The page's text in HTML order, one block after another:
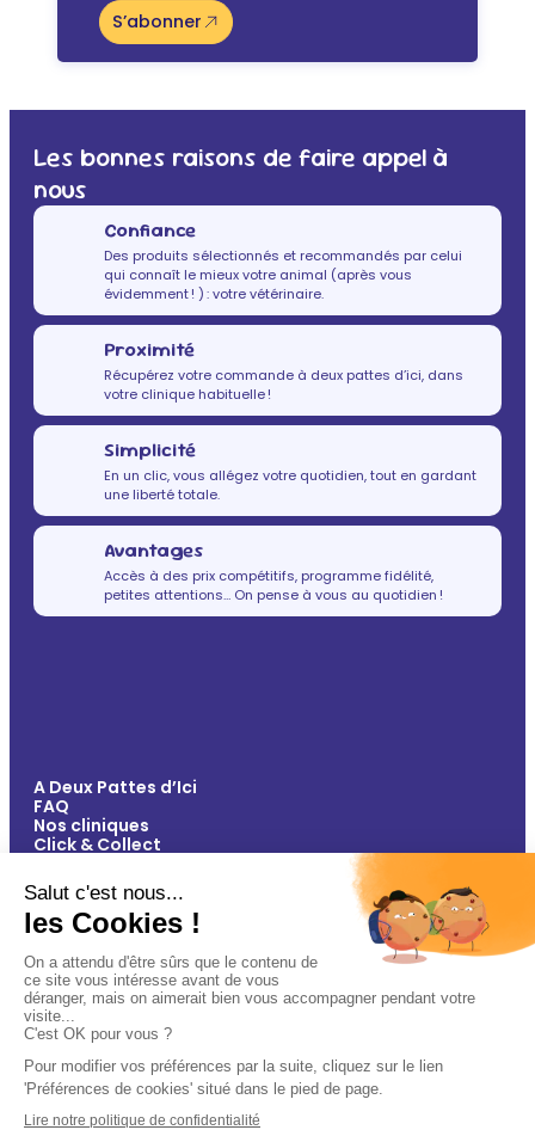
S’abonner
Les bonnes raisons de faire appel à
nous
Confiance
Des produits sélectionnés et recommandés par celui
qui connaît le mieux votre animal (après vous
évidemment ! ) : votre vétérinaire.
Proximité
Récupérez votre commande à deux pattes d’ici, dans
votre clinique habituelle !
Simplicité
En un clic, vous allégez votre quotidien, tout en gardant
une liberté totale.
Avantages
Accès à des prix compétitifs, programme fidélité,
petites attentions… On pense à vous au quotidien !
A Deux Pattes d’Ici
FAQ
Nos cliniques
Click & Collect
Vos avantages
Conseils
Paiement 100% sécurisé